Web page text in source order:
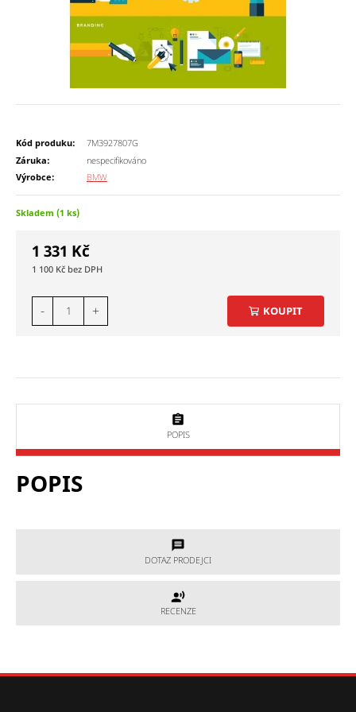
Kód produku:
7M3927807G
Záruka:
nespecifikováno
Výrobce:
BMW
Skladem (1 ks)
1 331 Kč
1 100 Kč
- + KOUPIT
POPIS
POPIS
DOTAZ PRODEJCI
DOTAZ PRODEJCI
Neváhejte se na nás obrátit a my Vám rádi pomůžeme.
RECENZE